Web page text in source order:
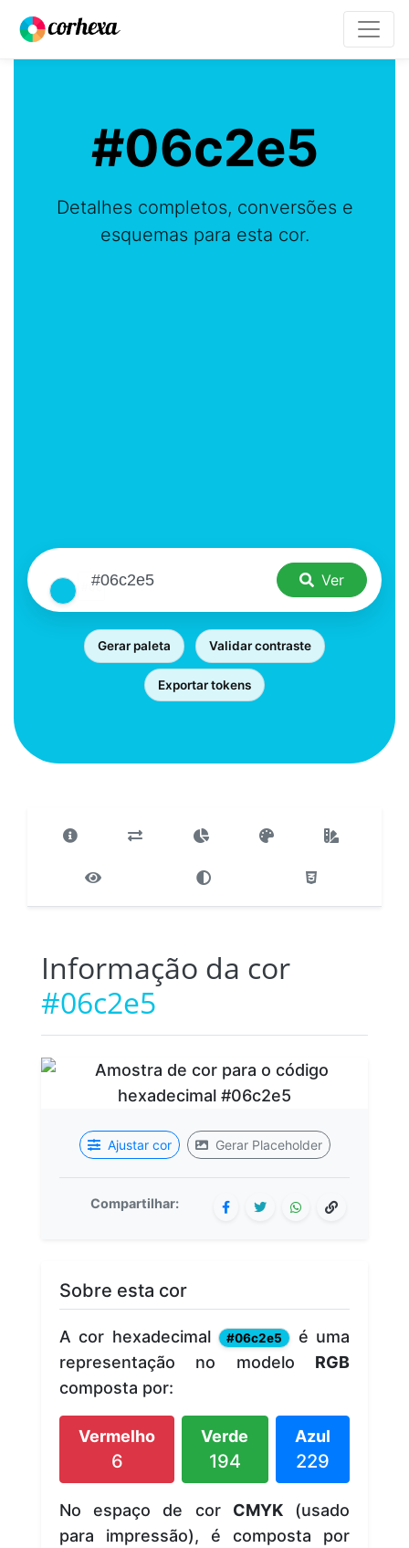
#06c2e5
Detalhes completos, conversões e
esquemas para esta cor.
Ver
Gerar paleta Validar contraste
Exportar tokens
Informação da cor
#06c2e5
Ajustar cor Gerar Placeholder
Compartilhar:
Sobre esta cor
A cor hexadecimal #06c2e5
é uma
representação no modelo RGB
composta por:
Vermelho
6
Verde
194
Azul
229
No espaço de cor CMYK(usado
para impressão), é composta por